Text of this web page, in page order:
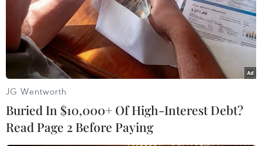
JG Wentworth
Buried In $10,000+ Of High-Interest Debt?
Read Page 2 Before Paying